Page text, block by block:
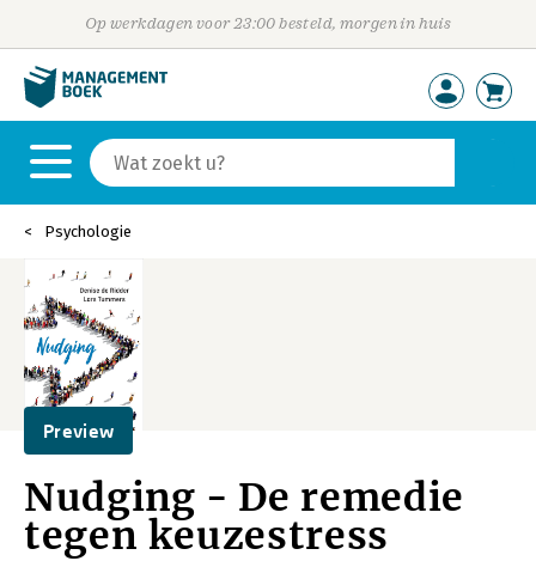
Op werkdagen voor 23:00 besteld, morgen in huis
Psychologie
Preview
Nudging - De remedie
tegen keuzestress